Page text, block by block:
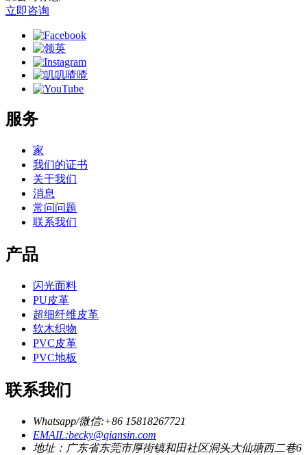
立即咨询
服务
家
我们的证书
关于我们
消息
常问问题
联系我们
产品
闪光面料
PU皮革
超细纤维皮革
软木织物
PVC皮革
PVC地板
联系我们
Whatsapp/微信:+86 15818267721
EMAIL:becky@qiansin.com
地址：广东省东莞市厚街镇和田社区洞头大仙塘西二巷6